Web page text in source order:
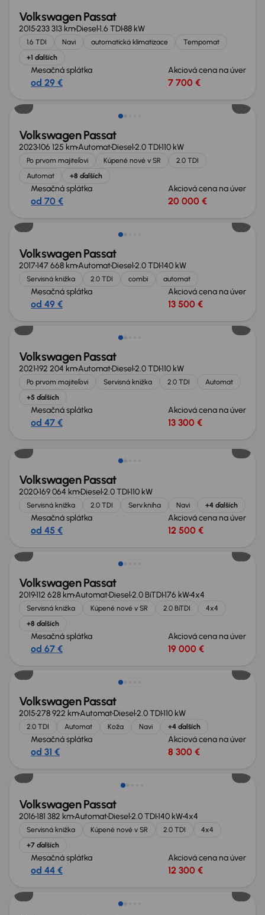
Volkswagen Passat
2015233 313 kmDiesel1.6 TDI88 kW
1.6 TDI Navi automatická klimatizace
Tempomat
+1 ďalších
Mesačná splátka
od 29 €
Akciová cena na úver
7 700 €
Nové v ponuke
Volkswagen Passat
2023106 125 kmAutomatDiesel2.0 TDI110 kW
Po prvom majiteľovi Kúpené nové v SR
2.0 TDI
Automat
+8 ďalších
Mesačná splátka
od 70 €
Akciová cena na úver
20 000 €
Zlacnené o 1 500 €
Volkswagen Passat
2017147 668 kmAutomatDiesel2.0 TDI140 kW
Servisná knižka 2.0 TDI combi automat
Mesačná splátka
od 49 €
Akciová cena na úver
13 500 €
Zlacnené o 500 €
Volkswagen Passat
2021192 204 kmAutomatDiesel2.0 TDI110 kW
Po prvom majiteľovi Servisná knižka 2.0 TDI
Automat
+5 ďalších
Mesačná splátka
od 47 €
Akciová cena na úver
13 300 €
Volkswagen Passat
2020169 064 kmDiesel2.0 TDI110 kW
Servisná knižka 2.0 TDI Serv.kniha Navi +4 ďalších
Mesačná splátka
od 45 €
Akciová cena na úver
12 500 €
Volkswagen Passat
2019112 628 kmAutomatDiesel2.0 BiTDI176 kW4x4
Servisná knižka Kúpené nové v SR 2.0 BiTDI
4x4
+8 ďalších
Mesačná splátka
od 67 €
Akciová cena na úver
19 000 €
Volkswagen Passat
2015278 922 kmAutomatDiesel2.0 TDI110 kW
2.0 TDI Automat Koža Navi +4 ďalších
Mesačná splátka
od 31 €
Akciová cena na úver
8 300 €
Zlacnené o 1 000 €
Volkswagen Passat
2016181 382 kmAutomatDiesel2.0 TDI140 kW4x4
Servisná knižka Kúpené nové v SR 2.0 TDI
4x4
+7 ďalších
Mesačná splátka
od 44 €
Akciová cena na úver
12 300 €
Zlacnené o 1 200 €